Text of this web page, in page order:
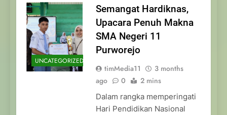
UNCATEGORIZED
Semangat Hardiknas,
Upacara Penuh Makna
SMA Negeri 11
Purworejo
timMedia11
3 months
ago
0 2 mins
Dalam rangka memperingati
Hari Pendidikan Nasional